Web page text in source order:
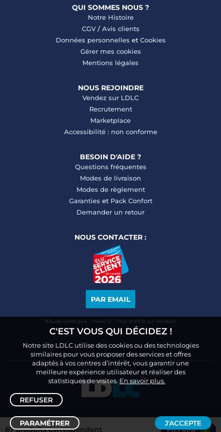
87 produits correspondent FILTRER 1
QUI SOMMES NOUS ?
Notre Histoire
CGV/ Avis clients
Données personnelles et Cookies
Gérer mes cookies
Mentions légales
NOUS REJOINDRE
Vendez sur LDLC
Recrutement
Marketplace
Accessibilité : non conforme
BESOIN D'AIDE ?
Questions fréquentes
Modes de livraison
Modes de règlement
Garanties et Pack Confort
Demander un retour
NOUS CONTACTER :
PAR EMAIL
*Étude Ipsos bva - Viséo CI - Plus d’infos sur escda.fr
C'EST VOUS QUI DÉCIDEZ !
Notre site LDLC utilise des cookies ou des technologies
similaires pour vous proposer des services et offres
adaptés à vos centres d’intérêt, vous garantir une
meilleure expérience utilisateur et réaliser des
statistiques de visites.En savoir plus.
REFUSER
PARAMÉTRER J'ACCEPTE